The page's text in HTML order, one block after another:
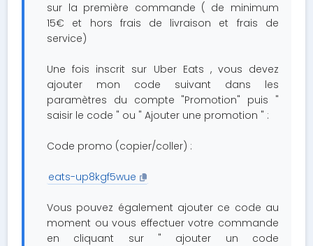
sur la première commande ( de minimum
15€ et hors frais de livraison et frais de
service)
Une fois inscrit sur Uber Eats , vous devez
ajouter mon code suivant dans les
paramètres du compte "Promotion" puis "
saisir le code " ou " Ajouter une promotion " :
Code promo (copier/coller) :
eats-up8kgf5wue
Vous pouvez également ajouter ce code au
moment ou vous effectuer votre commande
en cliquant sur " ajouter un code